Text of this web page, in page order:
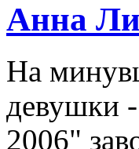
Анна
На
девушки
2006"